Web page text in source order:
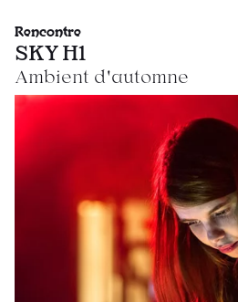
Rencontre
SKY H1
Ambient d'automne